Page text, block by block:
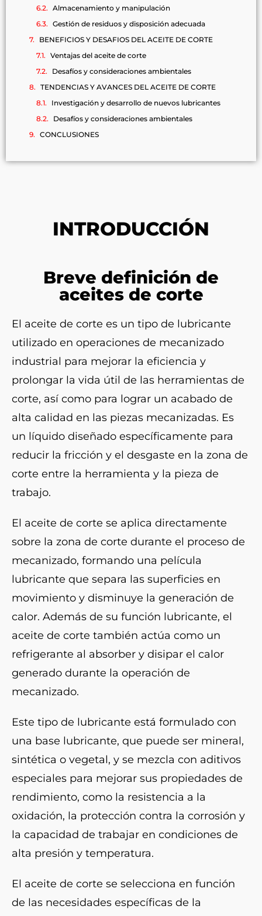
Almacenamiento y manipulación
Gestión de residuos y disposición adecuada
BENEFICIOS Y DESAFIOS DEL ACEITE DE CORTE
Ventajas del aceite de corte
Desafíos y consideraciones ambientales
TENDENCIAS Y AVANCES DEL ACEITE DE CORTE
Investigación y desarrollo de nuevos lubricantes
Desafíos y consideraciones ambientales
CONCLUSIONES
INTRODUCCIÓN
Breve definición de
aceites de corte
El aceite de corte es un tipo de lubricante
utilizado en operaciones de mecanizado
industrial para mejorar la eficiencia y
prolongar la vida útil de las herramientas de
corte, así como para lograr un acabado de
alta calidad en las piezas mecanizadas. Es
un líquido diseñado específicamente para
reducir la fricción y el desgaste en la zona de
corte entre la herramienta y la pieza de
trabajo.
El aceite de corte se aplica directamente
sobre la zona de corte durante el proceso de
mecanizado, formando una película
lubricante que separa las superficies en
movimiento y disminuye la generación de
calor. Además de su función lubricante, el
aceite de corte también actúa como un
refrigerante al absorber y disipar el calor
generado durante la operación de
mecanizado.
Este tipo de lubricante está formulado con
una base lubricante, que puede ser mineral,
sintética o vegetal, y se mezcla con aditivos
especiales para mejorar sus propiedades de
rendimiento, como la resistencia a la
oxidación, la protección contra la corrosión y
la capacidad de trabajar en condiciones de
alta presión y temperatura.
El aceite de corte se selecciona en función
de las necesidades específicas de la